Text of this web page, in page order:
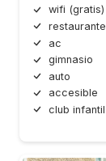
wifi (gratis)
restaurante
ac
gimnasio
auto
accesible
club infantil